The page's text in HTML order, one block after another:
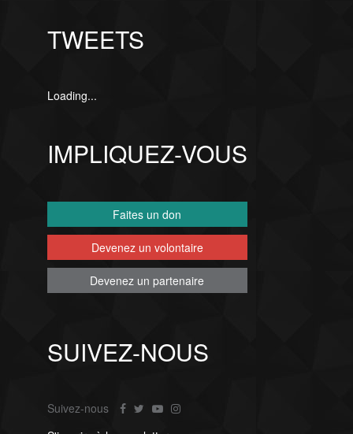
TWEETS
Loading...
IMPLIQUEZ-VOUS
Faites un don
Devenez un volontaire
Devenez un partenaire
SUIVEZ-NOUS
Suivez-nous